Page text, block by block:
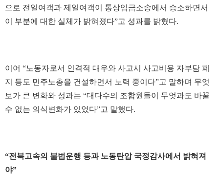
으로 전일여객과 제일여객이 통상임금소송에서 승소하면서
이 부분에 대한 실체가 밝혀졌다”고 성과를 밝혔다.
이어 “노동자로서 인격적 대우와 사고시 사고비용 자부담 폐
지 등도 민주노총을 건설하면서 노력 중이다”고 말하며 무엇
보가 큰 변화와 성과는 “대다수의 조합원들이 무엇과도 바꿀
수 없는 의식변화가 있었다”고 말했다.
“전북고속의 불법운행 등과 노동탄압 국정감사에서 밝혀져
야”